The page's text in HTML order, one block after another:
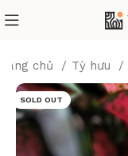
chủ Tỳ hưu
SOLD OUT